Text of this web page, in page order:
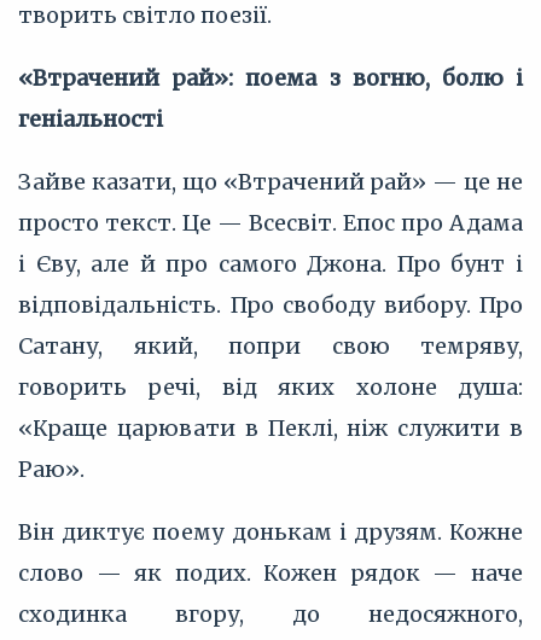
творить світло поезії.
«Втрачений рай»: поема з вогню, болю і
геніальності
Зайве казати, що «Втрачений рай» — це не
просто текст. Це — Всесвіт. Епос про Адама
і Єву, але й про самого Джона. Про бунт і
відповідальність. Про свободу вибору. Про
Сатану, який, попри свою темряву,
говорить речі, від яких холоне душа:
«Краще царювати в Пеклі, ніж служити в
Раю».
Він диктує поему донькам і друзям. Кожне
слово — як подих. Кожен рядок — наче
сходинка вгору, до недосяжного,